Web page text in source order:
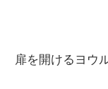
扉を開けるヨウ